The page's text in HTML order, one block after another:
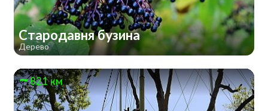
Стародавня бузина
Дерево
821 км